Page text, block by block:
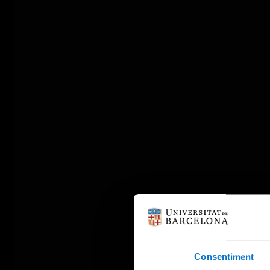
Consentiment